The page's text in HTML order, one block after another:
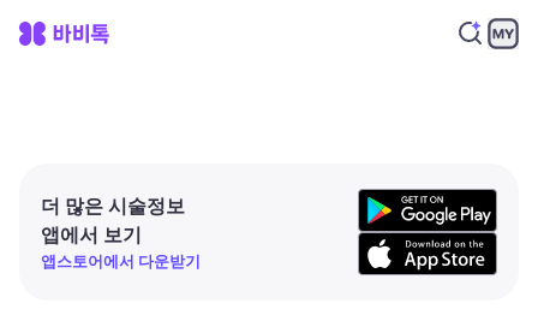
더 많은 시술정보
앱에서 보기
앱스토어에서 다운받기